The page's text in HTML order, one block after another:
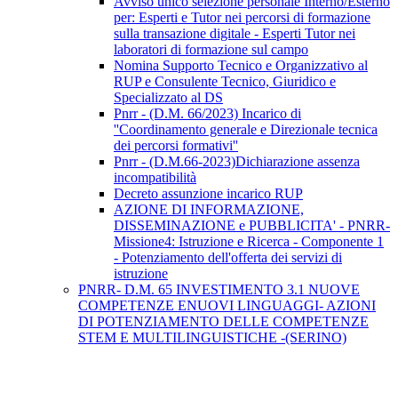
per: Esperti e Tutor nei percorsi di formazione
sulla transazione digitale - Esperti Tutor nei
laboratori di formazione sul campo
Nomina Supporto Tecnico e Organizzativo al
RUP e Consulente Tecnico, Giuridico e
Specializzato al DS
Pnrr - (D.M. 66/2023) Incarico di
''Coordinamento generale e Direzionale tecnica
dei percorsi formativi''
Pnrr - (D.M.66-2023)Dichiarazione assenza
incompatibilità
Decreto assunzione incarico RUP
AZIONE DI INFORMAZIONE,
DISSEMINAZIONE e PUBBLICITA' - PNRR-
Missione4: Istruzione e Ricerca - Componente 1
- Potenziamento dell'offerta dei servizi di
istruzione
PNRR- D.M. 65 INVESTIMENTO 3.1 NUOVE
COMPETENZE ENUOVI LINGUAGGI- AZIONI
DI POTENZIAMENTO DELLE COMPETENZE
STEM E MULTILINGUISTICHE -(SERINO)